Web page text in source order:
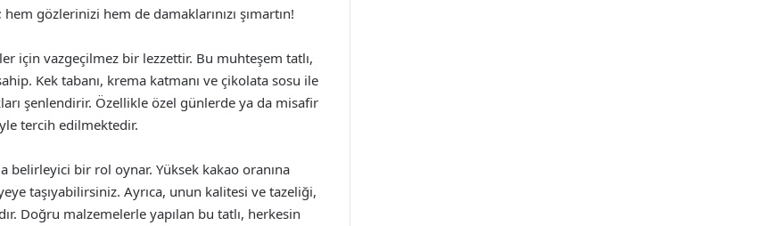
gözlerinizi hem de damaklarınızı şımartın!
için vazgeçilmez bir lezzettir. Bu muhteşem tatlı,
Kek tabanı, krema katmanı ve çikolata sosu ile
şenlendirir. Özellikle özel günlerde ya da misafir
tercih edilmektedir.
belirleyici bir rol oynar. Yüksek kakao oranına
taşıyabilirsiniz. Ayrıca, unun kalitesi ve tazeliği,
Doğru malzemelerle yapılan bu tatlı, herkesin